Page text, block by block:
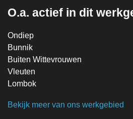
O.a. actief in dit
Ondiep
Bunnik
Buiten Wittevrouwen
Vleuten
Lombok
Bekijk meer van ons werkgebied